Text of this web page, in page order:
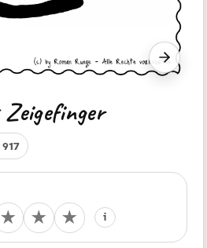
★
★
★ i